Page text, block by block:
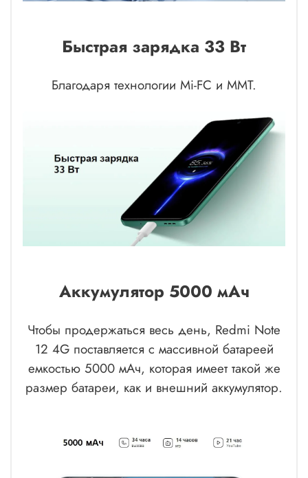
Быстрая зарядка 33 Вт
Благодаря технологии Mi-FC и MMT.
Аккумулятор 5000 мАч
Чтобы продержаться весь день, Redmi Note
12 4G поставляется с массивной батареей
емкостью 5000 мАч, которая имеет такой же
размер батареи, как и внешний аккумулятор.